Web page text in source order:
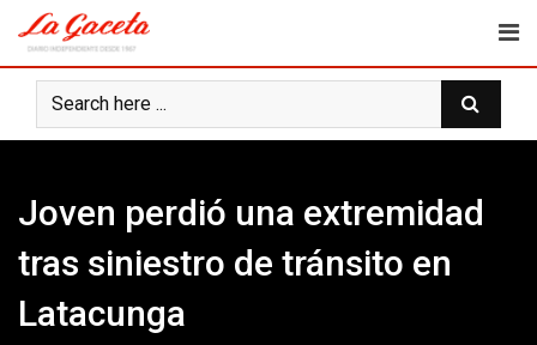
content
Joven perdió una extremidad
tras siniestro de tránsito en
Latacunga